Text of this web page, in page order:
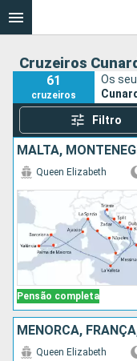
Cruzeiros
61
cruzeiros
Os
Filtro
Pensão completa
Queen Elizabeth
Queen Elizabeth